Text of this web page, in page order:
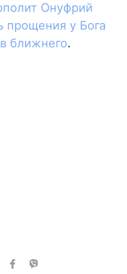
Онуфрий
прощения у Бога
ближнего.